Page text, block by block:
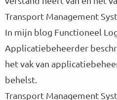
e
-
m
a
i
l
n
a
D
o
l
e
a
m
Transport Management
In mijn blog Functioneel
Applicatiebeheerder
het vak van
behelst.
Transport Management